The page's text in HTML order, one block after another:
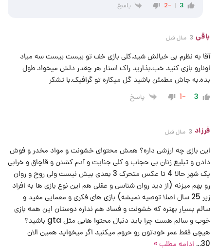
3
-2 پاسخ
باقی 3 سال قبل
آقا به نظرم بی خیالش شید.کلی بازی خف تو بیست بیست سه میاد
اونارو بازی کنید خب.بذارید راک استار هر چقدر دلش میخواد طول
بده.به جاش مطمئن باشید گل میکاره تو گرافیک.با تشکر
3
-1 پاسخ
فرزاد 3 سال قبل
این بازی چه ارزشی داره؟ همش محتوای خشونت و مواد مخدر و فوش
دادن و تبلیغ زنان بی حجاب و کلی جنایت و آدم کشتن و قاچاق و خرابی
یک شهر حالا 4 تا عکس متحرک 3 بعدی بیش نیست ولی روح و روان
رو بهم میزنه (از دید روان شناسی و عقلی هم این نوع بازی ها به افراد
زیر 25 سال اصلا توصیه نمیشه) بازی های فکری و معمایی مفید و
سالم بسیار بهتره که خشونت و فساد هم نداره دوستان این همه بازی
خوب و سالم هست چرا باید دنبال محتوا هایی مثل gta باشید؟
هیچی فقط عمر خودتون رو حروم میکنید اگر میخواید همین الان
30
… ادامه مطلب »